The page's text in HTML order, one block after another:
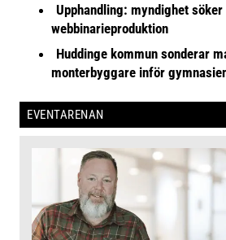
Upphandling: myndighet
webbinarieproduktion
Huddinge kommun sonderar
monterbyggare inför
EVENTARENAN